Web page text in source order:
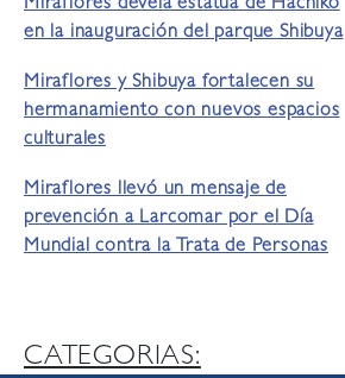
Miraflores devela estatua de Hachiko
en la inauguración del parque Shibuya
Miraflores y Shibuya fortalecen su
hermanamiento con nuevos espacios
culturales
Miraflores llevó un mensaje de
prevención a Larcomar por el Día
Mundial contra la Trata de Personas
CATEGORIAS: